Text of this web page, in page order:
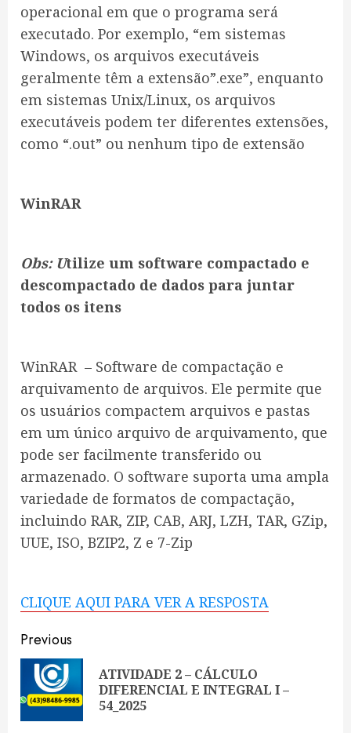
operacional em que o programa será
executado. Por exemplo, “em sistemas
Windows, os arquivos executáveis
geralmente têm a extensão”.exe”, enquanto
em sistemas Unix/Linux, os arquivos
executáveis podem ter diferentes extensões,
como “.out” ou nenhum tipo de extensão
WinRAR
Obs: Utilize um software compactado e
descompactado de dados para juntar
todos os itens
WinRAR – Software de compactação e
arquivamento de arquivos. Ele permite que
os usuários compactem arquivos e pastas
em um único arquivo de arquivamento, que
pode ser facilmente transferido ou
armazenado. O software suporta uma ampla
variedade de formatos de compactação,
incluindo RAR, ZIP, CAB, ARJ, LZH, TAR, GZip,
UUE, ISO, BZIP2, Z e 7-Zip
CLIQUE AQUI PARA VER A RESPOSTA
Continue
Reading
Previous
ATIVIDADE 2 – CÁLCULO
DIFERENCIAL E INTEGRAL I –
54_2025